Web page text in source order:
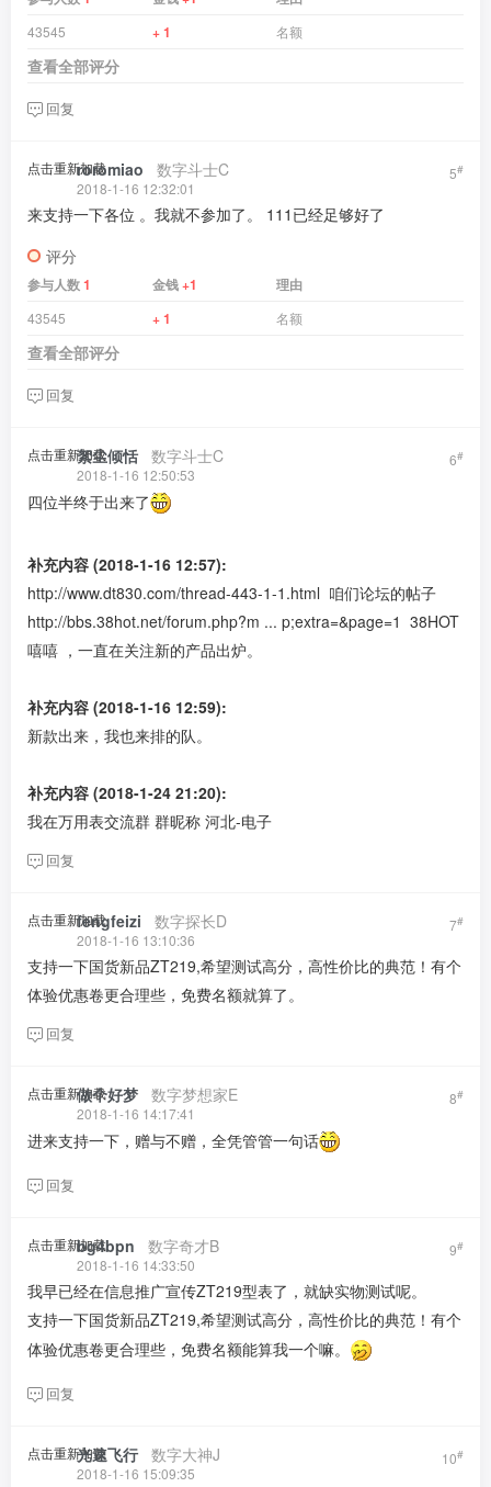
43545 + 1 名额
查看全部评分
回复
点击重新加载 5#
roromiao 数字斗士C
2018-1-16 12:32:01
来支持一下各位 。我就不参加了。 111已经足够好了
评分
参与人数1 金钱+1 理由
43545 + 1 名额
查看全部评分
回复
点击重新加载 6#
絮尘倾恬 数字斗士C
2018-1-16 12:50:53
四位半终于出来了
补充内容 (2018-1-16 12:57):
http://www.dt830.com/thread-443-1-1.html 咱们论坛的帖子
http://bbs.38hot.net/forum.php?m ... p;extra=&page=1 38HOT
嘻嘻 ，一直在关注新的产品出炉。
补充内容 (2018-1-16 12:59):
新款出来，我也来排的队。
补充内容 (2018-1-24 21:20):
我在万用表交流群 群昵称 河北-电子
回复
点击重新加载 7#
fengfeizi 数字探长D
2018-1-16 13:10:36
支持一下国货新品ZT219,希望测试高分，高性价比的典范！有个
体验优惠卷更合理些，免费名额就算了。
回复
点击重新加载 8#
做个好梦 数字梦想家E
2018-1-16 14:17:41
进来支持一下，赠与不赠，全凭管管一句话
回复
点击重新加载 9#
bg4bpn 数字奇才B
2018-1-16 14:33:50
我早已经在信息推广宣传ZT219型表了，就缺实物测试呢。
支持一下国货新品ZT219,希望测试高分，高性价比的典范！有个
体验优惠卷更合理些，免费名额能算我一个嘛。
回复
点击重新加载 10#
光速飞行 数字大神J
2018-1-16 15:09:35